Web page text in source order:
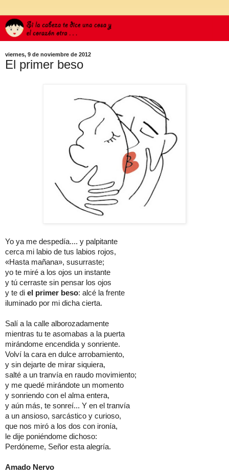
viernes, 9 de noviembre de 2012
El primer beso
Yo ya me despedía.... y palpitante
cerca mi labio de tus labios rojos,
«Hasta mañana», susurraste;
yo te miré a los ojos un instante
y tú cerraste sin pensar los ojos
y te di el primer beso: alcé la frente
iluminado por mi dicha cierta.
Salí a la calle alborozadamente
mientras tu te asomabas a la puerta
mirándome encendida y sonriente.
Volví la cara en dulce arrobamiento,
y sin dejarte de mirar siquiera,
salté a un tranvía en raudo movimiento;
y me quedé mirándote un momento
y sonriendo con el alma entera,
y aún más, te sonreí... Y en el tranvía
a un ansioso, sarcástico y curioso,
que nos miró a los dos con ironía,
le dije poniéndome dichoso:
Perdóneme, Señor esta alegría.
Amado Nervo